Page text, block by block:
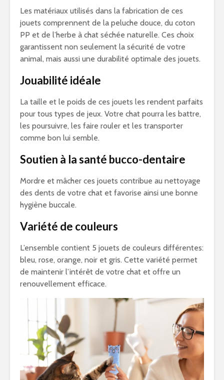
Les matériaux utilisés dans la fabrication de ces
jouets comprennent de la peluche douce, du coton
PP et de l’herbe à chat séchée naturelle. Ces choix
garantissent non seulement la sécurité de votre
animal, mais aussi une durabilité optimale des jouets.
Jouabilité idéale
La taille et le poids de ces jouets les rendent parfaits
pour tous types de jeux. Votre chat pourra les battre,
les poursuivre, les faire rouler et les transporter
comme bon lui semble.
Soutien à la santé bucco-dentaire
Mordre et mâcher ces jouets contribue au nettoyage
des dents de votre chat et favorise ainsi une bonne
hygiène buccale.
Variété de couleurs
L’ensemble contient 5 jouets de couleurs différentes:
bleu, rose, orange, noir et gris. Cette variété permet
de maintenir l’intérêt de votre chat et offre un
renouvellement efficace.